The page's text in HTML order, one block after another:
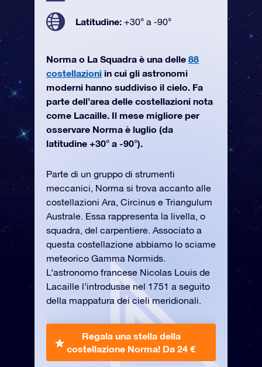
Latitudine: +30° a -90°
Norma o La Squadra è una delle 88
costellazioni in cui gli astronomi
moderni hanno suddiviso il cielo. Fa
parte dell’area delle costellazioni nota
come Lacaille. Il mese migliore per
osservare Norma è luglio (da
latitudine +30° a -90°).
Parte di un gruppo di strumenti
meccanici, Norma si trova accanto alle
costellazioni Ara, Circinus e Triangulum
Australe. Essa rappresenta la livella, o
squadra, del carpentiere. Associato a
questa costellazione abbiamo lo sciame
meteorico Gamma Normids.
L’astronomo francese Nicolas Louis de
Lacaille l’introdusse nel 1751 a seguito
della mappatura dei cieli meridionali.
Regala una stella della
costellazione Norma! Da 24 €